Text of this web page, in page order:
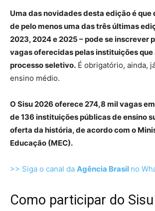
Uma das novidades desta edição é
de pelo menos uma das três últimas
2023, 2024 e 2025 – pode se inscrever
vagas oferecidas pelas instituições que
processo seletivo. É obrigatório, ainda,
ensino médio.
O Sisu 2026 oferece 274,8 mil vagas
de 136 instituições públicas de ensino
oferta da história, de acordo com o
Educação (MEC).
>> Siga o canal da Agência Brasil no
Como participar do Sisu